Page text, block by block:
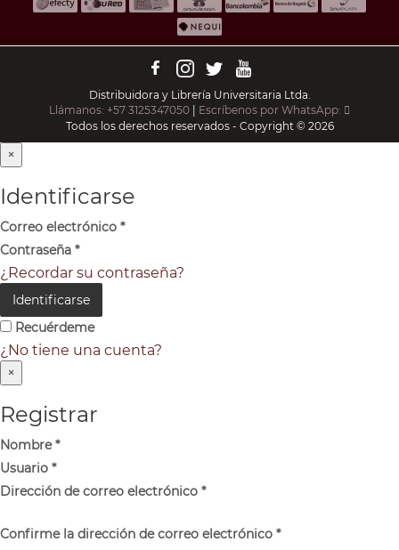
Distribuidora y Librería Universitaria Ltda.
Llámanos: +57 3125347050
Escríbenos por WhatsApp:
Todos los derechos reservados - Copyright © 2026
×
Identificarse
Correo electrónico *
Contraseña *
¿Recordar su contraseña?
Identificarse
Recuérdeme
¿No tiene una cuenta?
×
Registrar
Nombre*
Usuario *
Dirección de correo electrónico *
Confirme la dirección de correo electrónico *